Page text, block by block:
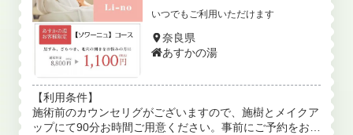
ノ)でのフェイシャルエステが優
待価格で受けられます！ 通常8,80
0円のソワーニュコースが1,100円
の優待価格となります。 お肌のく
手触りと透明感を実感いただける
人気のコースです。 ※施術後のメ
いつでもご利用いただけます
奈良県
あすかの湯
【利用条件】
施術前のカウンセリグがございますので、施樹とメイクア
ップにて90分お時間ご用意ください。事前にご予約をお願